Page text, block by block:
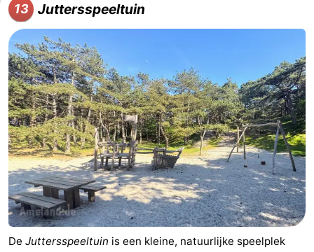
13 Juttersspeeltuin
De Juttersspeeltuin is een kleine, natuurlijke speelplek